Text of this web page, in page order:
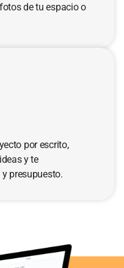
de tu espacio o
por escrito,
y te
presupuesto.